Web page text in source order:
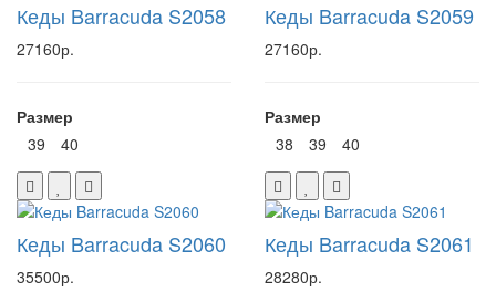
Кеды Barracuda S2058
27160р.
Размер
39
40
Кеды Barracuda S2059
27160р.
Размер
38
39 40
Кеды Barracuda S2060
35500р.
Кеды Barracuda S2061
28280р.